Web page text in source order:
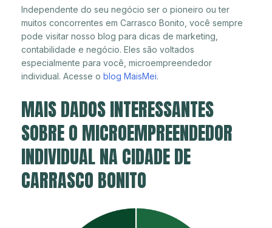
Independente do seu negócio ser o pioneiro ou ter
muitos concorrentes em Carrasco Bonito, você sempre
pode visitar nosso blog para dicas de marketing,
contabilidade e negócio. Eles são voltados
especialmente para você, microempreendedor
individual. Acesse o blog MaisMei.
MAIS DADOS INTERESSANTES
SOBRE O MICROEMPREENDEDOR
INDIVIDUAL NA CIDADE DE
CARRASCO BONITO